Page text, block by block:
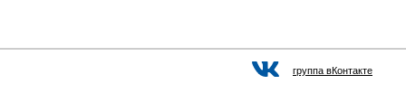
группа вКонтакте